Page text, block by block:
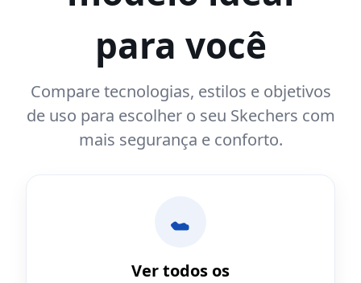
para você
Compare tecnologias, estilos e objetivos
de uso para escolher o seu Skechers com
mais segurança e conforto.
Ver todos os